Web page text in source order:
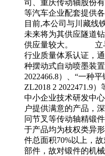
司、重庆传动轴股份
等汽车企业配套提供
目前,本公司与川藏线
未来将为其供应隧道
供应量较大。 立与
行业质量体系认证，
种摆动式自动喷墨装
2022466.8）、“一种
ZL2018 2 2022471.9
中小企业技术研发中
户提供满意的产品
冋节叉等传动轴精锻
于产品均为枝权类异
件总面积70%以上，
部件，故对锻件的机